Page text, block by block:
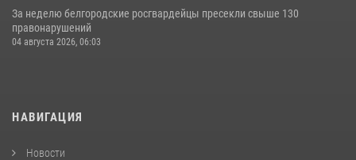
За неделю белгородские росгвардейцы пресекли свыше 130
правонарушений
04 августа 2026, 06:03
НАВИГАЦИЯ
Новости